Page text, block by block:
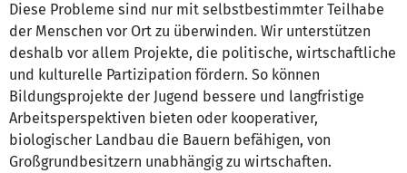
Diese Probleme sind nur mit selbstbestimmter Teilhabe
der Menschen vor Ort zu überwinden. Wir unterstützen
deshalb vor allem Projekte, die politische, wirtschaftliche
und kulturelle Partizipation fördern. So können
Bildungsprojekte der Jugend bessere und langfristige
Arbeitsperspektiven bieten oder kooperativer,
biologischer Landbau die Bauern befähigen, von
Großgrundbesitzern unabhängig zu wirtschaften.